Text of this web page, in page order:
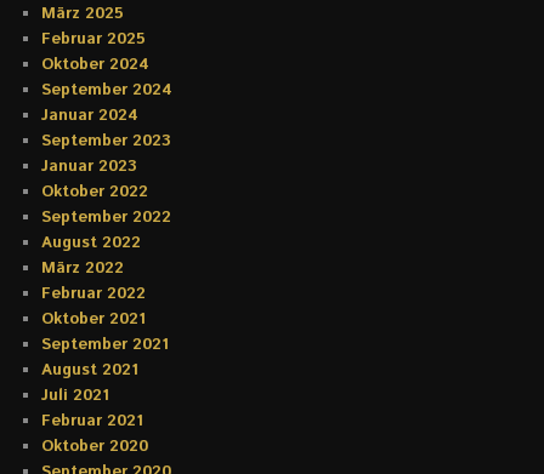
März 2025
Februar 2025
Oktober 2024
September 2024
Januar 2024
September 2023
Januar 2023
Oktober 2022
September 2022
August 2022
März 2022
Februar 2022
Oktober 2021
September 2021
August 2021
Juli 2021
Februar 2021
Oktober 2020